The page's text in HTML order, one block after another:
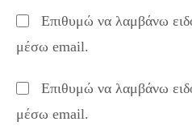
comment
URL
(optional)
Επιθυμώ να λαμβάνω
μέσω email.
Επιθυμώ να λαμβάνω
μέσω email.